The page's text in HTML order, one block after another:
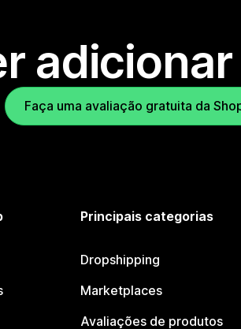
Faça uma avaliação gratuita da
Principais categorias
Dropshipping
Marketplaces
Avaliações de produtos